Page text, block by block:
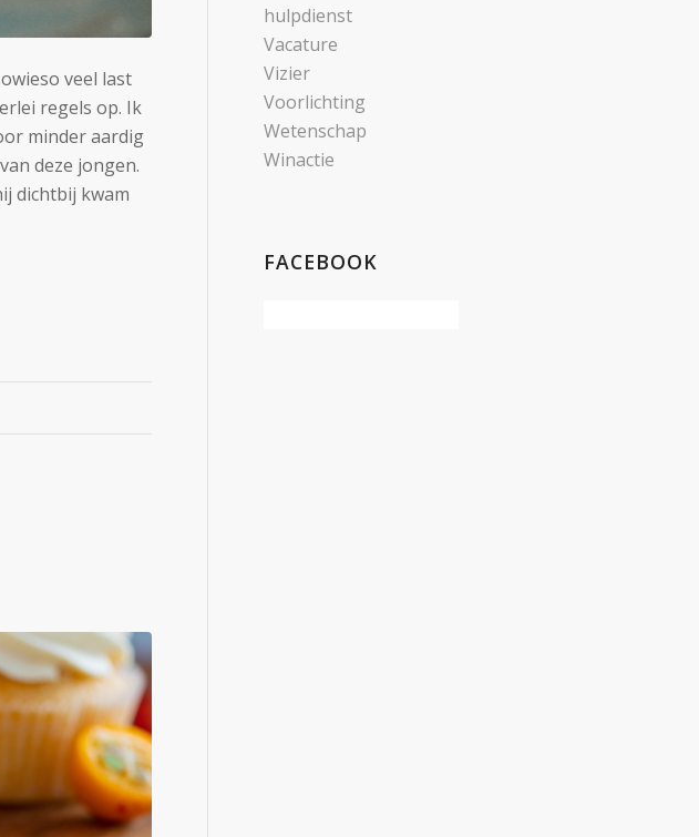
veel last
regels op. Ik
minder aardig
deze jongen.
dichtbij kwam
hulpdienst
Vacature
Vizier
Voorlichting
Wetenschap
Winactie
FACEBOOK